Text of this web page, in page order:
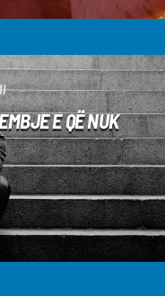
E QË NUK